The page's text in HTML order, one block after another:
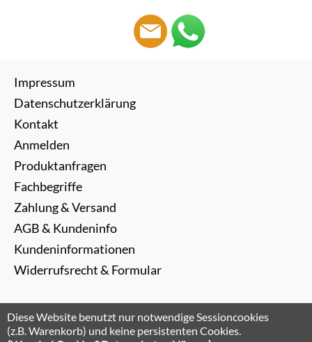
Diese Website benutzt nur notwendige Sessioncookies
(z.B. Warenkorb) und keine persistenten Cookies.
Impressum
Datenschutzerklärung
Kontakt
Anmelden
Produktanfragen
Fachbegriffe
Zahlung & Versand
AGB & Kundeninfo
Kundeninformationen
Widerrufsrecht & Formular